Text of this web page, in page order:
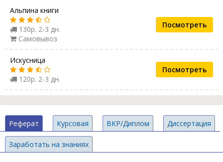
Альпина книги
130р. 2-3 дн.
Самовывоз
Посмотреть
Искусница
120р. 2-3 дн.
Посмотреть
Реферат Курсовая ВКР/Диплом Диссертация
Заработать на знаниях